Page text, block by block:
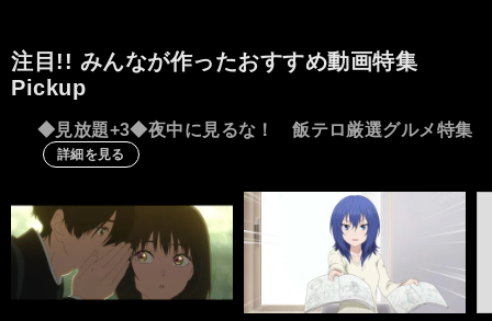
注目!! みんなが作ったおすすめ動画特集
Pickup
◆見放題+3◆夜中に見るな！ 飯テロ厳選グルメ特集
詳細を見る